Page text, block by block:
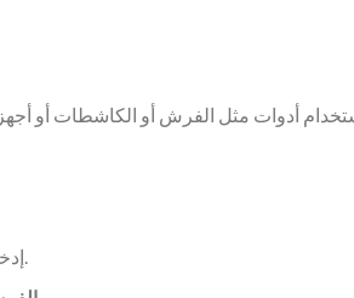
أدوات مثل الفرش أو الكاشطات أو